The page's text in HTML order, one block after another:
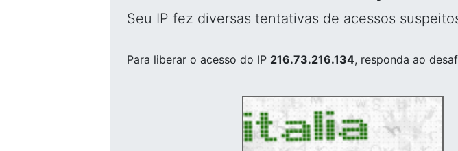
Seu IP fez diversas tentativas de acessos
Para liberar o acesso do IP 216.73.216.134, responda ao